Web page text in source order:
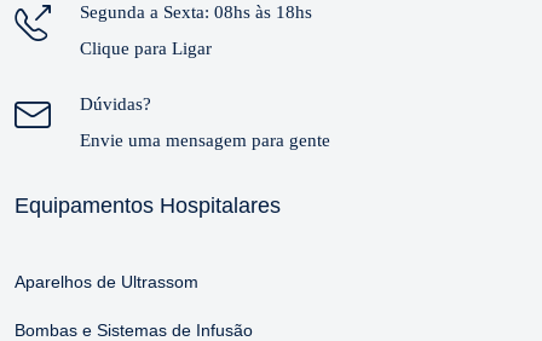
Segunda a Sexta: 08hs às 18hs
Clique para Ligar
Dúvidas?
Envie uma mensagem para gente
Equipamentos Hospitalares
Aparelhos de Ultrassom
Bombas e Sistemas de Infusão